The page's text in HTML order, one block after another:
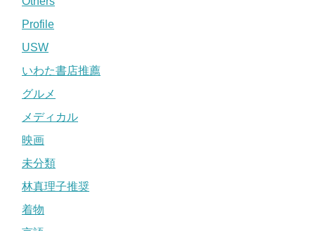
Profile
USW
いわた書店推薦
グルメ
メディカル
映画
未分類
林真理子推奨
着物